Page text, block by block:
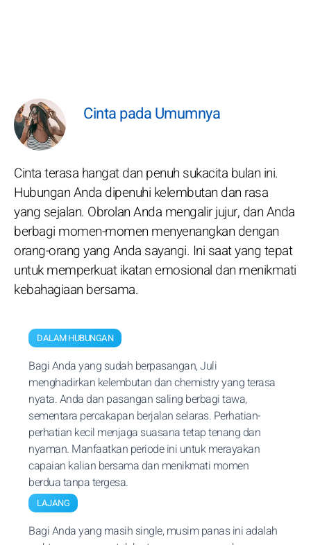
Cinta pada Umumnya
Cinta terasa hangat dan penuh sukacita bulan ini.
Hubungan Anda dipenuhi kelembutan dan rasa
yang sejalan. Obrolan Anda mengalir jujur, dan Anda
berbagi momen-momen menyenangkan dengan
orang-orang yang Anda sayangi. Ini saat yang tepat
untuk memperkuat ikatan emosional dan menikmati
kebahagiaan bersama.
DALAM HUBUNGAN
Bagi Anda yang sudah berpasangan, Juli
menghadirkan kelembutan dan chemistry yang terasa
nyata. Anda dan pasangan saling berbagi tawa,
sementara percakapan berjalan selaras. Perhatian-
perhatian kecil menjaga suasana tetap tenang dan
nyaman. Manfaatkan periode ini untuk merayakan
capaian kalian bersama dan menikmati momen
berdua tanpa tergesa.
LAJANG
Bagi Anda yang masih single, musim panas ini adalah